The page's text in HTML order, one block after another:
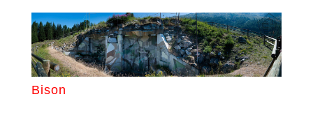
Bison